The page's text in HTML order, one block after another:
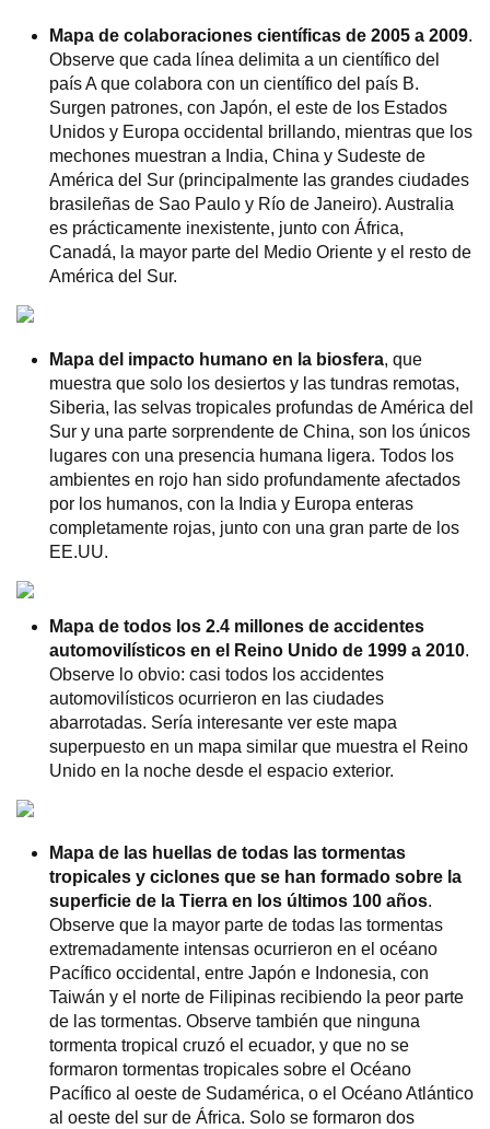
Mapa de colaboraciones científicas de 2005 a 2009.
Observe que cada línea delimita a un científico del
país A que colabora con un científico del país B.
Surgen patrones, con Japón, el este de los Estados
Unidos y Europa occidental brillando, mientras que los
mechones muestran a India, China y Sudeste de
América del Sur (principalmente las grandes ciudades
brasileñas de Sao Paulo y Río de Janeiro). Australia
es prácticamente inexistente, junto con África,
Canadá, la mayor parte del Medio Oriente y el resto de
América del Sur.
Mapa del impacto humano en la biosfera, que
muestra que solo los desiertos y las tundras remotas,
Siberia, las selvas tropicales profundas de América del
Sur y una parte sorprendente de China, son los únicos
lugares con una presencia humana ligera. Todos los
ambientes en rojo han sido profundamente afectados
por los humanos, con la India y Europa enteras
completamente rojas, junto con una gran parte de los
EE.UU.
Mapa de todos los 2.4 millones de accidentes
automovilísticos en el Reino Unido de 1999 a 2010.
Observe lo obvio: casi todos los accidentes
automovilísticos ocurrieron en las ciudades
abarrotadas. Sería interesante ver este mapa
superpuesto en un mapa similar que muestra el Reino
Unido en la noche desde el espacio exterior.
Mapa de las huellas de todas las tormentas
tropicales y ciclones que se han formado sobre la
superficie de la Tierra en los últimos 100 años.
Observe que la mayor parte de todas las tormentas
extremadamente intensas ocurrieron en el océano
Pacífico occidental, entre Japón e Indonesia, con
Taiwán y el norte de Filipinas recibiendo la peor parte
de las tormentas. Observe también que ninguna
tormenta tropical cruzó el ecuador, y que no se
formaron tormentas tropicales sobre el Océano
Pacífico al oeste de Sudamérica, o el Océano Atlántico
al oeste del sur de África. Solo se formaron dos